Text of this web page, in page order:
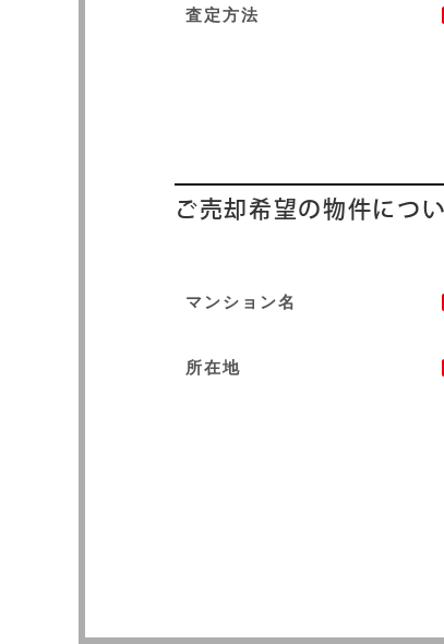
査定方法
ご売却希望の物件につ
マンション名
所在地